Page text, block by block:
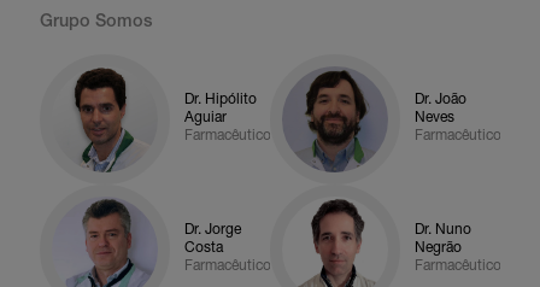
Grupo Somos
Dr. Hipólito
Aguiar
Farmacêutico
Dr. João
Neves
Farmacêutico
Dr. Jorge
Costa
Farmacêutico
Dr. Nuno
Negrão
Farmacêutico